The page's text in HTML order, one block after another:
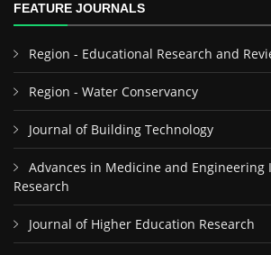
FEATURE JOURNALS
Region - Educational Research and
Region - Water Conservancy
Journal of Building Technology
Advances in Medicine and
Research
Journal of Higher Education Research